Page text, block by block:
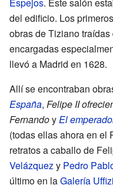
del edificio. Los
obras de Tiziano traídas
encargadas
llevó a Madrid en 1628.
Allí se encontraban
España, Felipe II
Fernandoy El
(todas ellas ahora en el
retratos a caballo de
Velázquez y Pedro
último en laGalería Uffizi